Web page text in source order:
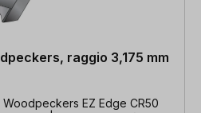
raggio 3,175 mm
EZ Edge CR50